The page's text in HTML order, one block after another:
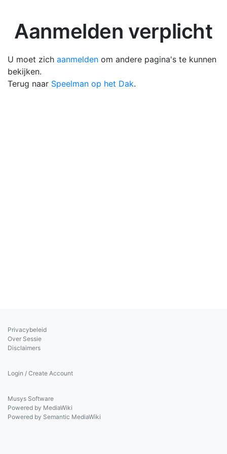
Aanmelden verplicht
U moet zich aanmelden om andere pagina's te kunnen
bekijken.
Terug naar Speelman op het Dak.
Privacybeleid
Over Sessie
Disclaimers
Login / Create Account
Musys Software
Powered by MediaWiki
Powered by Semantic MediaWiki